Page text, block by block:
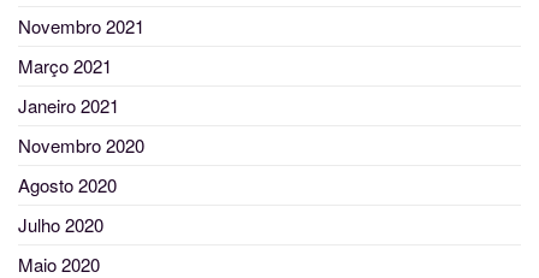
Novembro 2021
Março 2021
Janeiro 2021
Novembro 2020
Agosto 2020
Julho 2020
Maio 2020